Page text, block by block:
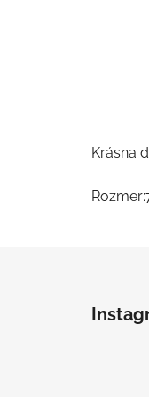
Krásna